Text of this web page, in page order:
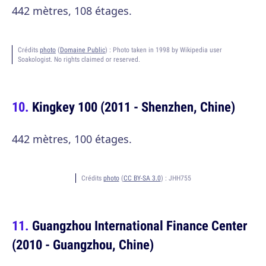
442 mètres, 108 étages.
Crédits photo (Domaine Public) : Photo taken in 1998 by Wikipedia user
Soakologist. No rights claimed or reserved.
Kingkey 100 (2011 - Shenzhen, Chine)
442 mètres, 100 étages.
Crédits photo(CC BY-SA 3.0) : JHH755
Guangzhou International Finance Center
(2010 - Guangzhou, Chine)